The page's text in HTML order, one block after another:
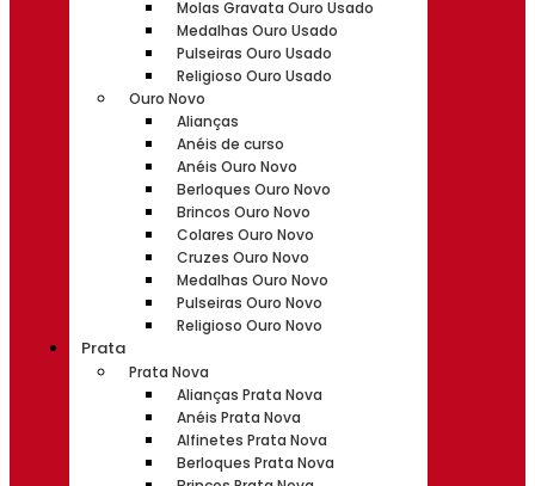
Molas Gravata Ouro Usado
Medalhas Ouro Usado
Pulseiras Ouro Usado
Religioso Ouro Usado
Ouro Novo
Alianças
Anéis de curso
Anéis Ouro Novo
Berloques Ouro Novo
Brincos Ouro Novo
Colares Ouro Novo
Cruzes Ouro Novo
Medalhas Ouro Novo
Pulseiras Ouro Novo
Religioso Ouro Novo
Prata
Prata Nova
Alianças Prata Nova
Anéis Prata Nova
Alfinetes Prata Nova
Berloques Prata Nova